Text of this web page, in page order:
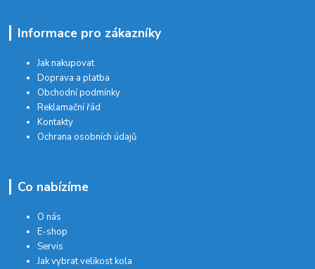
Informace pro zákazníky
Jak nakupovat
Doprava a platba
Obchodní podmínky
Reklamační řád
Kontakty
Ochrana osobních údajů
Co nabízíme
O nás
E-shop
Servis
Jak vybrat velikost kola